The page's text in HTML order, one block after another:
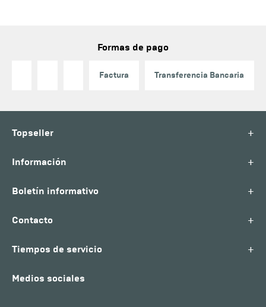
Formas de pago
Factura Transferencia Bancaria
Topseller +
Información +
Boletín informativo +
Contacto +
Tiempos de servicio +
Medios sociales